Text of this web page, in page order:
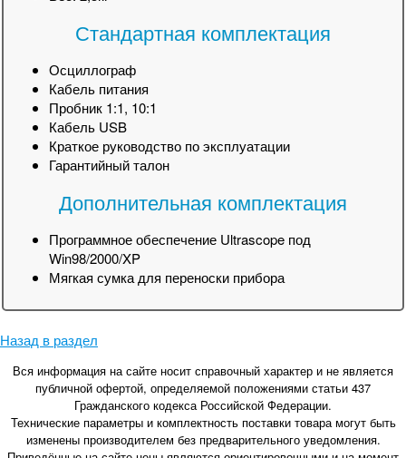
Стандартная комплектация
Осциллограф
Кабель питания
Пробник 1:1, 10:1
Кабель USB
Краткое руководство по эксплуатации
Гарантийный талон
Дополнительная комплектация
Программное обеспечение Ultrascope под
Win98/2000/XP
Мягкая сумка для переноски прибора
Назад в раздел
Вся информация на сайте носит справочный характер и не является
публичной офертой, определяемой положениями статьи 437
Гражданского кодекса Российской Федерации.
Технические параметры и комплектность поставки товара могут быть
изменены производителем без предварительного уведомления.